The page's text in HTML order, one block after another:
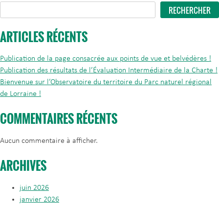
RECHERCHER
ARTICLES RÉCENTS
Publication de la page consacrée aux points de vue et belvédères !
Publication des résultats de l’Évaluation Intermédiaire de la Charte !
Bienvenue sur l’Observatoire du territoire du Parc naturel régional
de Lorraine !
COMMENTAIRES RÉCENTS
Aucun commentaire à afficher.
ARCHIVES
juin 2026
janvier 2026